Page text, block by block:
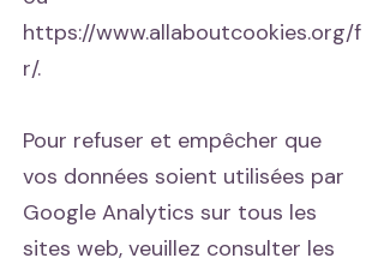
https://www.allaboutcookies.org/f
r/.
Pour refuser et empêcher que
vos données soient utilisées par
Google Analytics sur tous les
sites web, veuillez consulter les